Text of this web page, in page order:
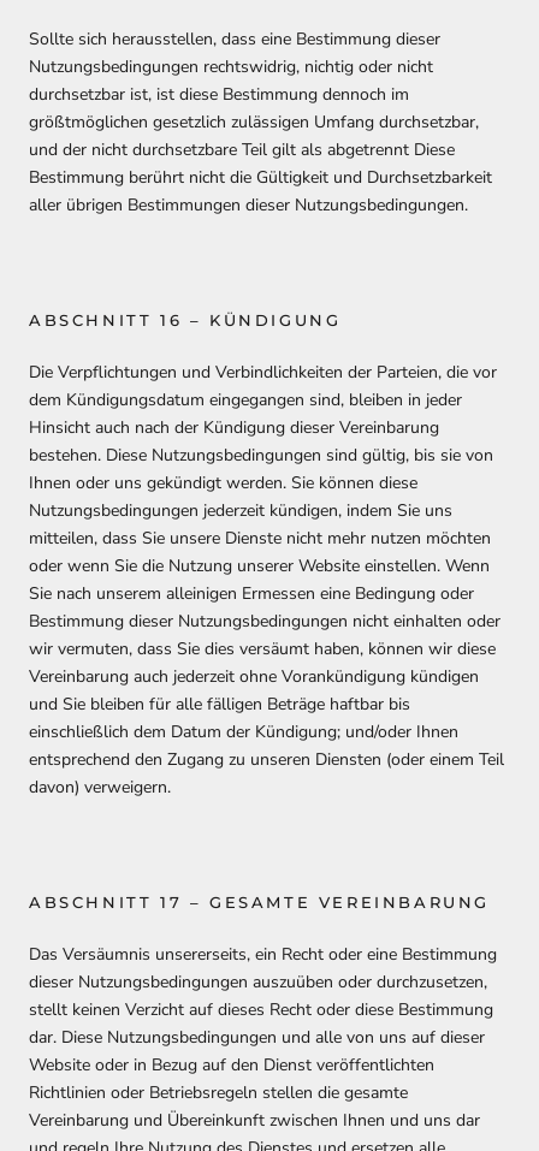
Sollte sich herausstellen, dass eine Bestimmung dieser
Nutzungsbedingungen rechtswidrig, nichtig oder nicht
durchsetzbar ist, ist diese Bestimmung dennoch im
größtmöglichen gesetzlich zulässigen Umfang durchsetzbar,
und der nicht durchsetzbare Teil gilt als abgetrennt Diese
Bestimmung berührt nicht die Gültigkeit und Durchsetzbarkeit
aller übrigen Bestimmungen dieser Nutzungsbedingungen.
ABSCHNITT 16 – KÜNDIGUNG
Die Verpflichtungen und Verbindlichkeiten der Parteien, die vor
dem Kündigungsdatum eingegangen sind, bleiben in jeder
Hinsicht auch nach der Kündigung dieser Vereinbarung
bestehen. Diese Nutzungsbedingungen sind gültig, bis sie von
Ihnen oder uns gekündigt werden. Sie können diese
Nutzungsbedingungen jederzeit kündigen, indem Sie uns
mitteilen, dass Sie unsere Dienste nicht mehr nutzen möchten
oder wenn Sie die Nutzung unserer Website einstellen. Wenn
Sie nach unserem alleinigen Ermessen eine Bedingung oder
Bestimmung dieser Nutzungsbedingungen nicht einhalten oder
wir vermuten, dass Sie dies versäumt haben, können wir diese
Vereinbarung auch jederzeit ohne Vorankündigung kündigen
und Sie bleiben für alle fälligen Beträge haftbar bis
einschließlich dem Datum der Kündigung; und/oder Ihnen
entsprechend den Zugang zu unseren Diensten (oder einem Teil
davon) verweigern.
ABSCHNITT 17 – GESAMTE VEREINBARUNG
Das Versäumnis unsererseits, ein Recht oder eine Bestimmung
dieser Nutzungsbedingungen auszuüben oder durchzusetzen,
stellt keinen Verzicht auf dieses Recht oder diese Bestimmung
dar. Diese Nutzungsbedingungen und alle von uns auf dieser
Website oder in Bezug auf den Dienst veröffentlichten
Richtlinien oder Betriebsregeln stellen die gesamte
Vereinbarung und Übereinkunft zwischen Ihnen und uns dar